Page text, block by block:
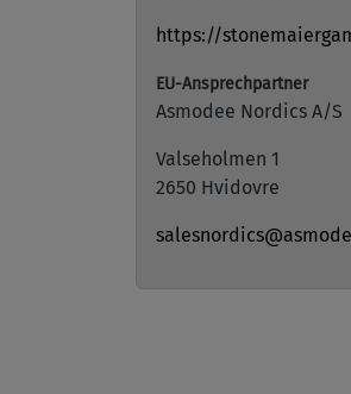
https://
EU-Ansprechpartner
Asmodee Nordics A/S
Valseholmen 1
2650 Hvidovre